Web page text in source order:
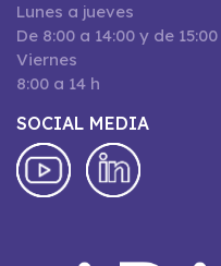
Lunes a jueves
De 8:00 a 14:00 y de 15:00
Viernes
8:00 a 14 h
SOCIAL MEDIA